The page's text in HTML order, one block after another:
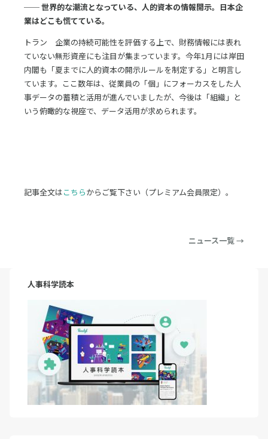
── 世界的な潮流となっている、人的資本の情報開示。日本企
業はどこも慌てている。
トラン 企業の持続可能性を評価する上で、財務情報には表れ
ていない無形資産にも注目が集まっています。今年1月には岸田
内閣も「夏までに人的資本の開示ルールを制定する」と明言し
ています。ここ数年は、従業員の「個」にフォーカスをした人
事データの蓄積と活用が進んでいましたが、今後は「組織」と
いう俯瞰的な視座で、データ活用が求められます。
記事全文はこちらからご覧下さい（プレミアム会員限定）。
ニュース一覧 →
人事科学読本